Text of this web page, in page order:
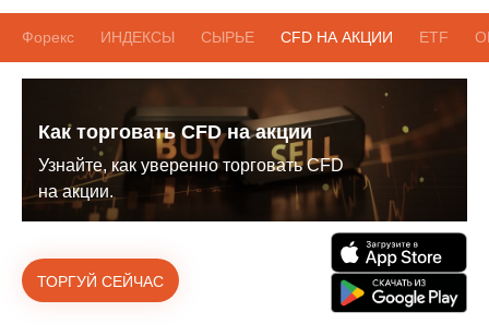
Форекс ИНДЕКСЫ СЫРЬЕ CFD НА АКЦИИ ETF
Как торговать CFD на акции
Узнайте, как уверенно торговать CFD
на акции.
ТОРГУЙ СЕЙЧАС